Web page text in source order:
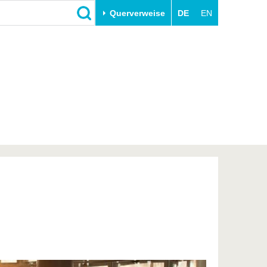
Querverweise DE EN
Innovative Transferprojekte
BTU & Region erleben